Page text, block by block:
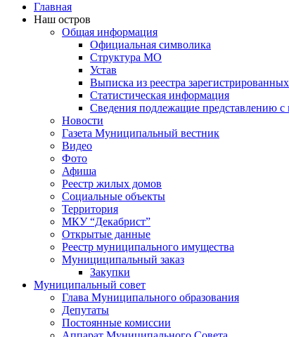
Главная
Наш остров
Общая информация
Официальная символика
Структура МО
Устав
Выписка из реестра
Статистическая информация
Сведения подлежащие представлению с
Новости
Газета Муниципальный вестник
Видео
Фото
Афиша
Реестр жилых домов
Социальные объекты
Территория
МКУ “Декабрист”
Открытые данные
Реестр муниципального имущества
Мунициципальный заказ
Закупки
Муниципальный совет
Глава Муниципального образования
Депутаты
Постоянные комиссии